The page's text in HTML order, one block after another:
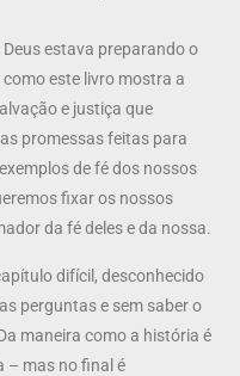
estava preparando o
este livro mostra a
e justiça que
promessas feitas para
de fé dos nossos
fixar os nossos
da fé deles e da nossa.
difícil, desconhecido
perguntas e sem saber o
maneira como a história é
– mas no final é